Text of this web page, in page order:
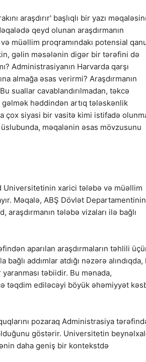
araşdırır' başlıqlı bir yazı
qeyd olunan araşdırmanın
müəllim proqramındakı potensial
gəlin məsələnin digər bir tərəfini də
Administrasiyanın Harvarda qarşı
almağa əsas verirmi? Araşdırmanın
suallar cavablandırılmadan, təkcə
gəlmək həddindən artıq tələskənlik
çox siyasi bir vasitə kimi istifadə
məqalənin əsas mövzusunu
Universitetinin xarici tələbə və müəllim
Məqalə, ABŞ Dövlət Departamentinin
araşdırmanın tələbə vizaları ilə bağlı
aparılan araşdırmaların təhlili
addımlar atdığı nəzərə alındıqda,
təbiidir. Bu mənada,
təqdim ediləcəyi böyük əhəmiyyət
pozaraq Administrasiya
olduğunu göstərir. Universitetin
daha geniş bir kontekstdə